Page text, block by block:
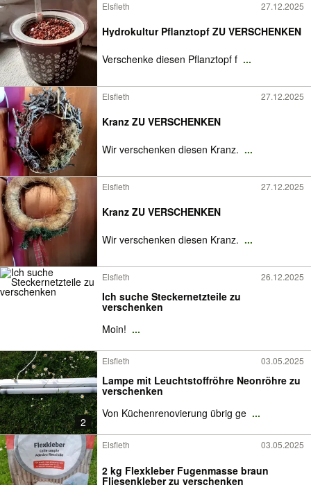
Elsfleth 27.12.2025
Hydrokultur Pflanztopf ZU VERSCHENKEN
Verschenke diesen Pflanztopf f ...
Elsfleth 27.12.2025
Kranz ZU VERSCHENKEN
Wir verschenken diesen Kranz. ...
Elsfleth 27.12.2025
Kranz ZU VERSCHENKEN
Wir verschenken diesen Kranz. ...
Elsfleth 26.12.2025
Ich suche Steckernetzteile zu
verschenken
Moin! ...
2
Elsfleth 03.05.2025
Lampe mit Leuchtstoffröhre Neonröhre zu
verschenken
Von Küchenrenovierung übrig ge ...
Elsfleth 03.05.2025
2 kg Flexkleber Fugenmasse braun
Fliesenkleber zu verschenken